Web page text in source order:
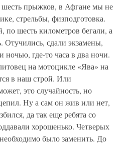
прыжков, в Афгане мы не
стрельбы, физподготовка.
по шесть километров бегали, а
Отучились, сдали экзамены,
ночью, где-то часа в два ночи.
на мотоцикле «Ява» на
в наш строй. Или
это случайность, но
Ну а сам он жив или нет,
да так еще ребята со
хорошенько. Четверых
было заменить. До